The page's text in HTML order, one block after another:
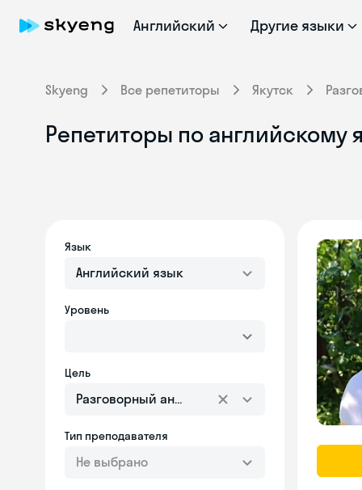
Английский Другие языки
Skyeng Все репетиторы Якутск
Репетиторы по английскому
Язык
Английский язык
Уровень
Цель
Разговорный английский
Тип преподавателя
Не выбрано